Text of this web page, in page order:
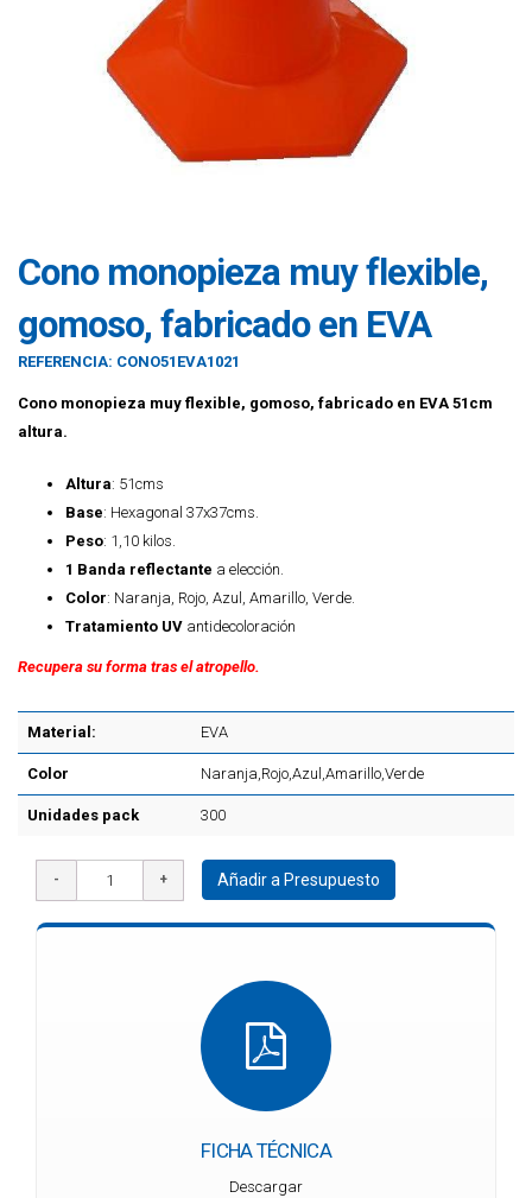
Cono monopieza muy flexible,
gomoso, fabricado en EVA
REFERENCIA: CONO51EVA1021
Cono monopieza muy flexible, gomoso, fabricado en EVA 51cm
altura.
Altura: 51cms
Base: Hexagonal 37x37cms.
Peso: 1,10 kilos.
1 Banda reflectante a elección.
Color: Naranja, Rojo, Azul, Amarillo, Verde.
Tratamiento UV antidecoloración
Recupera su forma tras el atropello.
Material: EVA
Color Naranja,Rojo,Azul,Amarillo,Verde
Unidades pack 300
Añadir a Presupuesto
FICHA TÉCNICA
Descargar